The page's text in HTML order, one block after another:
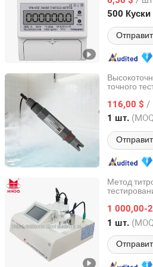
500 Куски
Zhejiang, China с
точного
116,00 $ /
1 шт.
Hunan Rika Electronic Tech Co.,
Hunan, China с 2020
Метод
1 000,00-
1 шт.
Wuhan Goldhome Hipot Electrical
Hubei, China с 2018